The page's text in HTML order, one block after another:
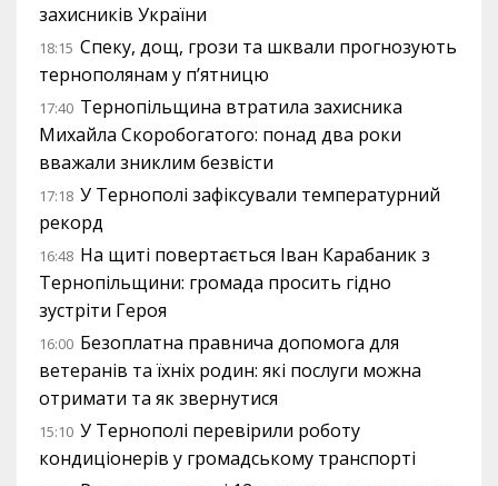
захисників України
18:15 Спеку, дощ, грози та шквали прогнозують
тернополянам у п’ятницю
17:40 Тернопільщина втратила захисника
Михайла Скоробогатого: понад два роки
вважали зниклим безвісти
17:18 У Тернополі зафіксували температурний
рекорд
16:48 На щиті повертається Іван Карабаник з
Тернопільщини: громада просить гідно
зустріти Героя
16:00 Безоплатна правнича допомога для
ветеранів та їхніх родин: які послуги можна
отримати та як звернутися
15:10 У Тернополі перевірили роботу
кондиціонерів у громадському транспорті